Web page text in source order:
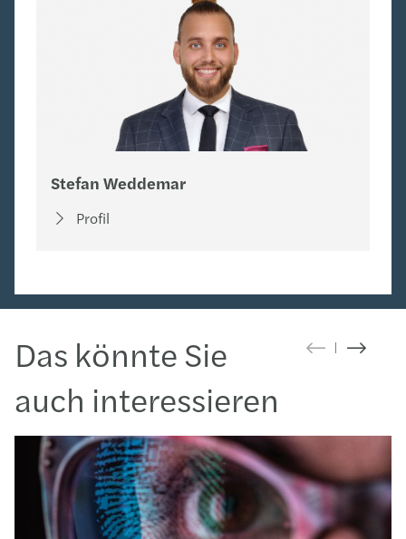
Stefan Weddemar
Profil
Das könnte Sie
auch interessieren